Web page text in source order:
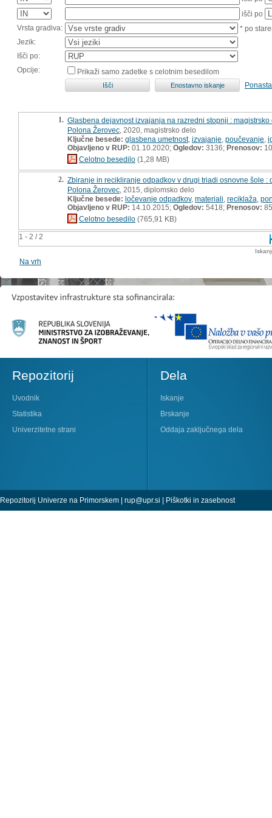
išči po
Vrsta gradiva:
* po
Jezik:
Išči po:
Opcije:
Prikaži samo zadetke s celotnim besedilom
1 - 2 / 2
1. Glasbena dejavnost izvajanja na razredni stopnji : magistrsko
Polona Žerovec , 2020, magistrsko delo
Ključne besede: glasbena umetnost, izvajanje poučevanje
Objavljeno v RUP: 01.10.2020; Ogledov: 3136; Prenosov:
Celotno besedilo (1,28 MB)
2. Zbiranje in recikliranje odpadkov v drugi triadi osnovne šole :
Polona Žerovec , 2015, diplomsko delo
Ključne besede: ločevanje odpadkov, materiali reciklaža
Objavljeno v RUP: 14.10.2015; Ogledov: 5418; Prenosov: 85
Celotno besedilo (765,91 KB)
Na vrh
Repozitorij
Uvodnik
Statistika
Univerzitetne strani
Dela
Iskanje
Brskanje
Oddaja zaključnega dela
Repozitorij Univerze na Primorskem | rup@upr.si | Piškotki in zasebnost